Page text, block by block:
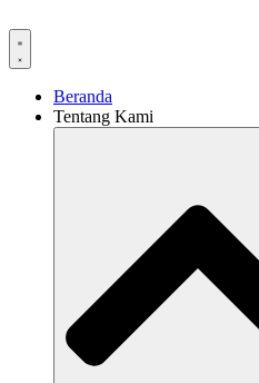
ke
konten
Beranda
Tentang Kami